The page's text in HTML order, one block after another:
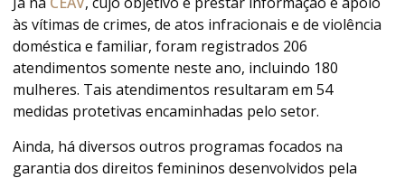
às vítimas de crimes, de atos infracionais e de violência
doméstica e familiar, foram registrados 206
atendimentos somente neste ano, incluindo 180
mulheres. Tais atendimentos resultaram em 54
medidas protetivas encaminhadas pelo setor.
Ainda, há diversos outros programas focados na
garantia dos direitos femininos desenvolvidos pela